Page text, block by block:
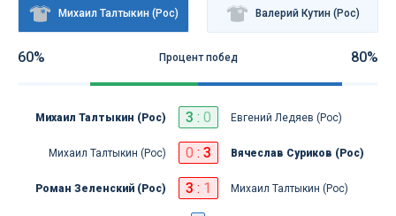
Михаил Талтыкин (Рос) Валерий Кутин (Рос)
60% Процент побед 80%
Михаил Талтыкин (Рос) 3 : 0 Евгений Ледяев (Рос)
Михаил Талтыкин (Рос) 0 : 3 Вячеслав Суриков (Рос)
Роман Зеленский (Рос) 3 : 1 Михаил Талтыкин (Рос)